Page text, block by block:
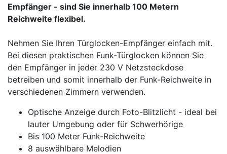
Empfänger - sind Sie innerhalb 100 Metern
Reichweite flexibel.
Nehmen Sie Ihren Türglocken-Empfänger einfach mit.
Bei diesen praktischen Funk-Türglocken können Sie
den Empfänger in jeder 230 V Netzsteckdose
betreiben und somit innerhalb der Funk-Reichweite in
verschiedenen Zimmern verwenden.
Optische Anzeige durch Foto-Blitzlicht - ideal bei
lauter Umgebung oder für Schwerhörige
Bis 100 Meter Funk-Reichweite
8 auswählbare Melodien